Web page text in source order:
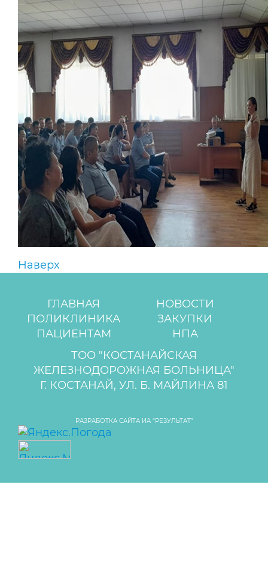
Наверх
ГЛАВНАЯ
НОВОСТИ
ПОЛИКЛИНИКА
ЗАКУПКИ
ПАЦИЕНТАМ
НПА
ТОО "КОСТАНАЙСКАЯ
ЖЕЛЕЗНОДОРОЖНАЯ БОЛЬНИЦА"
Г. КОСТАНАЙ, УЛ. Б. МАЙЛИНА 81
РАЗРАБОТКА САЙТА ИА “РЕЗУЛЬТАТ”